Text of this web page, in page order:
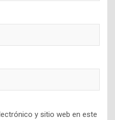
y sitio web en este